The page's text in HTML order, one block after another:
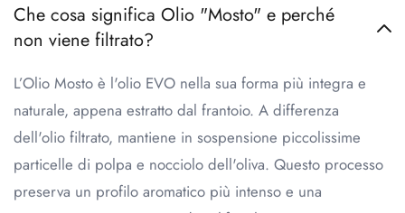
Che cosa significa Olio "Mosto" e perché
non viene filtrato?
L’Olio Mosto è l'olio EVO nella sua forma più integra e
naturale, appena estratto dal frantoio. A differenza
dell'olio filtrato, mantiene in sospensione piccolissime
particelle di polpa e nocciolo dell'oliva. Questo processo
preserva un profilo aromatico più intenso e una